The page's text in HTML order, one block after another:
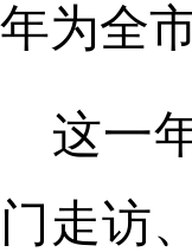
年为全
这一
门走访